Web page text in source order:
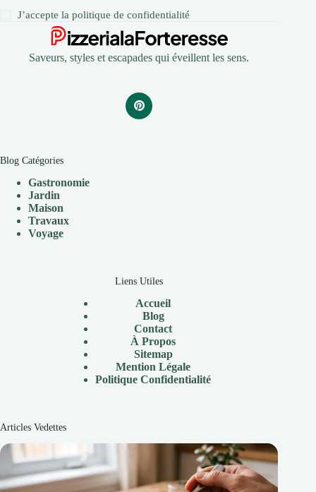
J’accepte lapolitique de confidentialité
Saveurs, styles et escapades qui éveillent les sens.
Blog Catégories
Gastronomie
Jardin
Maison
Travaux
Voyage
Liens Utiles
Accueil
Blog
Contact
À Propos
Sitemap
Mention Légale
Politique Confidentialité
Articles Vedettes